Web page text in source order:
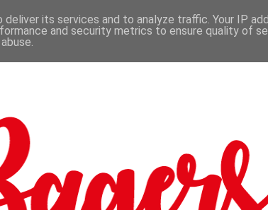
its services and to analyze traffic. Your IP
and security metrics to ensure quality of